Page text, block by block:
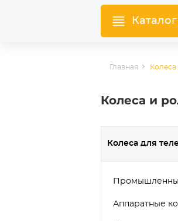
Главная
Колеса и
Колеса для
Аппаратные